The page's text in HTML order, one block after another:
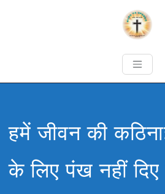
हमें जीवन की
के लिए पंख नहीं